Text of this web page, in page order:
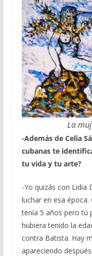
La
-Además de Celia
cubanas te
tu vida y tu arte?
-Yo quizás con Lidia
luchar en esa
tenía 5 años pero tú
hubiera tenido la
contra Batista. Hay
apareciendo